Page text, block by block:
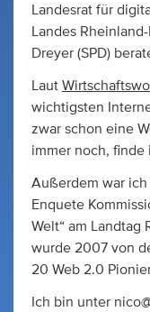
Landesrat für
Landes
Dreyer (SPD)
Laut
wichtigsten
zwar schon eine
immer noch, finde
Außerdem war
Enquete
Welt“ am Landtag
wurde 2007 von
20 Web 2.0
Ich bin unter